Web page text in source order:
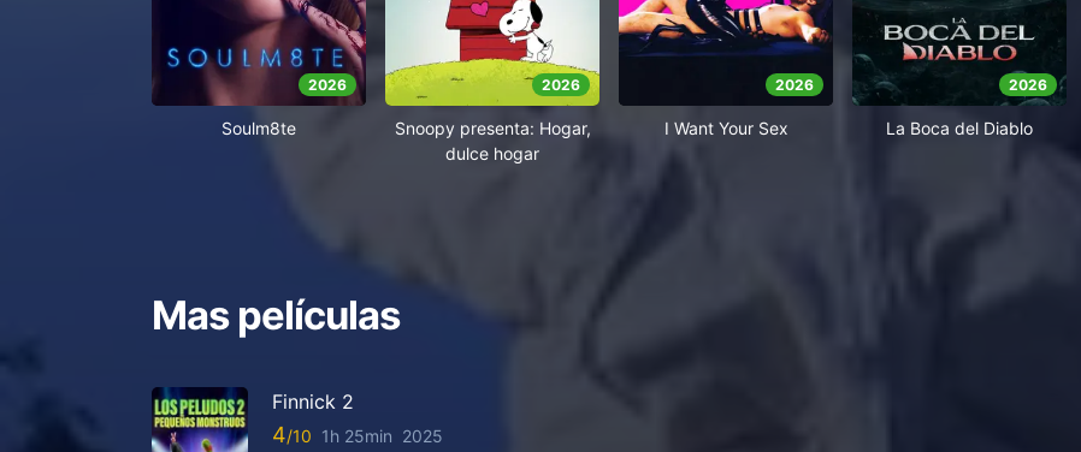
2026
Soulm8te
2026
Snoopy presenta: Hogar,
dulce hogar
2026
I Want Your Sex
2026
La Boca del Diablo
Mas películas
Finnick 2
4 1h 25min 2025